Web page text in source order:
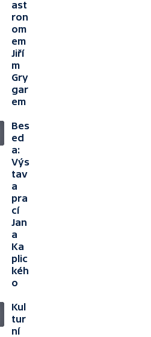
ast
ron
om
em
Jiří
m
Gry
gar
em
Bes
ed
a:
Výs
tav
a
pra
cí
Jan
a
Ka
plic
kéh
o
Kul
tur
ní